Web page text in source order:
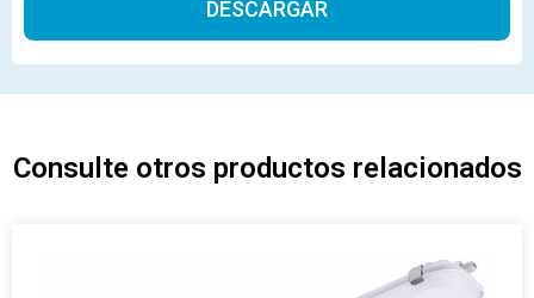
Consulte otros productos relacionados